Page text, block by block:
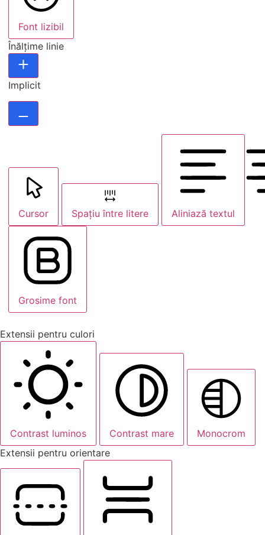
Font lizibil
Înălțime linie
Implicit
Cursor Spațiu între litere Aliniază textul
Grosime font
Extensii pentru culori
Contrast luminos Contrast mare
Monocrom
Extensii pentru orientare